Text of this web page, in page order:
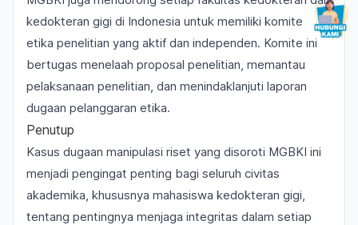
kedokteran gigi di Indonesia untuk memiliki komite
etika penelitian yang aktif dan independen. Komite ini
bertugas menelaah proposal penelitian, memantau
pelaksanaan penelitian, dan menindaklanjuti laporan
dugaan pelanggaran etika.
Penutup
Kasus dugaan manipulasi riset yang disoroti MGBKI ini
menjadi pengingat penting bagi seluruh civitas
akademika, khususnya mahasiswa kedokteran gigi,
tentang pentingnya menjaga integritas dalam setiap